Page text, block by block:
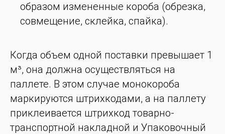
образом измененные короба (обрезка,
совмещение, склейка, спайка).
Когда объем одной поставки превышает 1
м³, она должна осуществляться на
паллете. В этом случае монокороба
маркируются штрихкодами, а на паллету
приклеивается штрихкод товарно-
транспортной накладной и Упаковочный